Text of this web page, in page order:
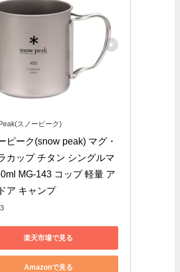
スノーピーク)
ピーク(snow peak) マグ・
カップ チタン シングルマ
MG-143 コップ 軽量 ア
ア キャンプ
楽天市場で見る
Amazonで見る